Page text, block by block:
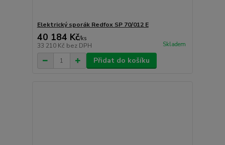
Elektrický sporák Redfox SP 70/012 E
40 184 Kč/ks
33 210 Kč bez DPH Skladem
Přidat do košíku